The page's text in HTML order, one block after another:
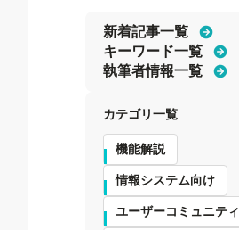
新着記事一覧
キーワード一覧
執筆者情報一覧
カテゴリ一覧
機能解説
情報システム向け
ユーザーコミュニティ